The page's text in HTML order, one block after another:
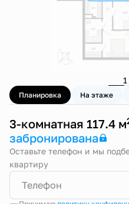
Планировка На этаже
3-комнатная 117.4 м
забронирована
Оставьте телефон и мы
квартиру